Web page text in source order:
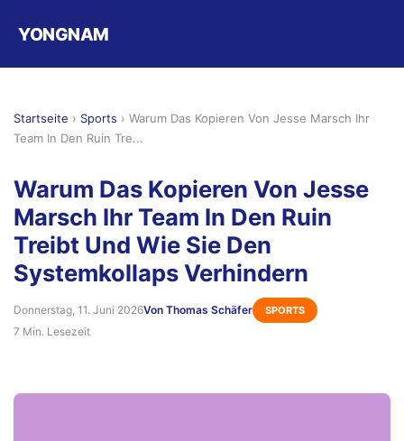
YONGNAM
Startseite › Sports › Warum Das Kopieren Von Jesse Marsch Ihr
Team In Den Ruin Tre...
Warum Das Kopieren Von Jesse
Marsch Ihr Team In Den Ruin
Treibt Und Wie Sie Den
Systemkollaps Verhindern
Donnerstag, 11. Juni 2026Von Thomas Schäfer SPORTS
7 Min. Lesezeit